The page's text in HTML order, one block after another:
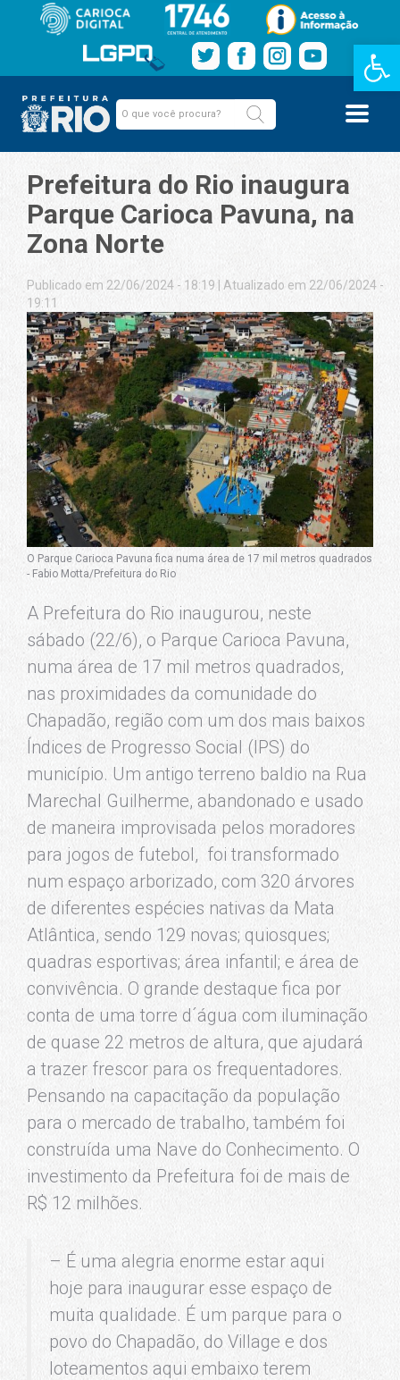
Barra de
Prefeitura do Rio inaugura
Parque Carioca Pavuna, na
Zona Norte
Publicado em 22/06/2024 - 18:19
Atualizado em 22/06/2024 -
19:11
O Parque Carioca Pavuna fica numa área de 17 mil metros quadrados
- Fabio Motta/Prefeitura do Rio
A Prefeitura do Rio inaugurou, neste
sábado (22/6), o Parque Carioca Pavuna,
numa área de 17 mil metros quadrados,
nas proximidades da comunidade do
Chapadão, região com um dos mais baixos
Índices de Progresso Social (IPS) do
município. Um antigo terreno baldio na Rua
Marechal Guilherme, abandonado e usado
de maneira improvisada pelos moradores
para jogos de futebol, foi transformado
num espaço arborizado, com 320 árvores
de diferentes espécies nativas da Mata
Atlântica, sendo 129 novas; quiosques;
quadras esportivas; área infantil; e área de
convivência. O grande destaque fica por
conta de uma torre d´água com iluminação
de quase 22 metros de altura, que ajudará
a trazer frescor para os frequentadores.
Pensando na capacitação da população
para o mercado de trabalho, também foi
construída uma Nave do Conhecimento. O
investimento da Prefeitura foi de mais de
R$ 12 milhões.
– É uma alegria enorme estar aqui
hoje para inaugurar esse espaço de
muita qualidade. É um parque para o
povo do Chapadão, do Village e dos
loteamentos aqui embaixo terem